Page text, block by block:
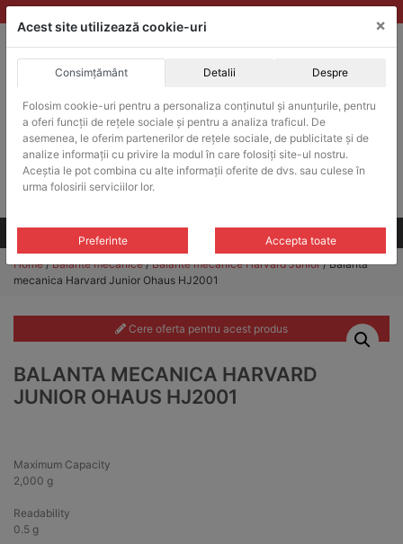
Skip
to
ACHIZITII PUBLICE
Produsele pot fi achizitionate si in sistemul SEAP / SICAP
Products
search
CAUTARE
Toate produsele
Home/Balante mecanice/Balante mecanice Harvard Junior/ Balanta
mecanica Harvard Junior Ohaus HJ2001
Cere oferta pentru acest produs
BALANTA MECANICA HARVARD
JUNIOR OHAUS HJ2001
Maximum Capacity
2,000 g
Readability
0.5 g
Acest site utilizează cookie-uri ×
Consimțământ Detalii Despre
Folosim cookie-uri pentru a personaliza conținutul și anunțurile, pentru
a oferi funcții de rețele sociale și pentru a analiza traficul. De
asemenea, le oferim partenerilor de rețele sociale, de publicitate și de
analize informații cu privire la modul în care folosiți site-ul nostru.
Aceștia le pot combina cu alte informații oferite de dvs. sau culese în
urma folosirii serviciilor lor.
Preferinte Accepta toate